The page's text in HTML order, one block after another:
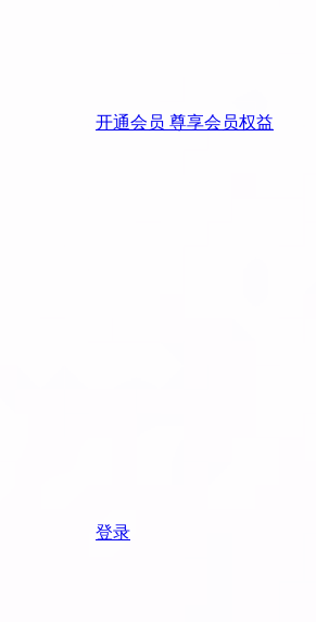
开通会员 尊享会员权益
登录